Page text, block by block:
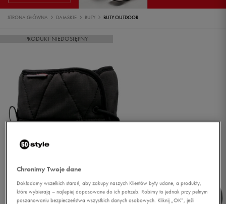
STRONA GŁÓWNA DAMSKIE BUTY BUTY OUTDOOR
PRODUKT NIEDOSTĘPNY
Chronimy Twoje dane
Dokładamy wszelkich starań, aby zakupy naszych Klientów były udane, a produkty,
które wybierają – najlepiej dopasowane do ich potrzeb. Robimy to jednak przy pełnym
poszanowaniu bezpieczeństwa wszystkich danych osobowych. Kliknij „OK”, jeśli